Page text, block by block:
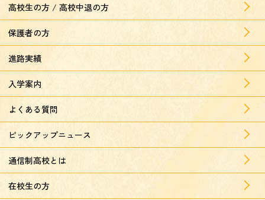
高校生の方 / 高校中退の方
保護者の方
進路実績
入学案内
よくある質問
ピックアップニュース
通信制高校とは
在校生の方